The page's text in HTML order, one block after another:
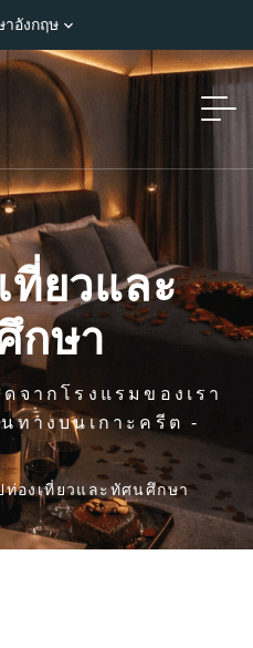
าอังกฤษ
ที่ยวและ
กษา
จากโรงแรมของเรา
ทางบนเกาะครีต -
ท่องเที่ยวและทัศนศึกษา